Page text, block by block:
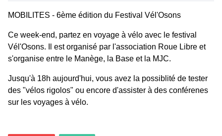
MOBILITES - 6ème édition du Festival Vél'Osons
Ce week-end, partez en voyage à vélo avec le festival
Vél'Osons. Il est organisé par l'association Roue Libre et
s'organise entre le Manège, la Base et la MJC.
Jusqu'à 18h aujourd'hui, vous avez la possiblité de tester
des "vélos rigolos" ou encore d'assister à des conférenes
sur les voyages à vélo.